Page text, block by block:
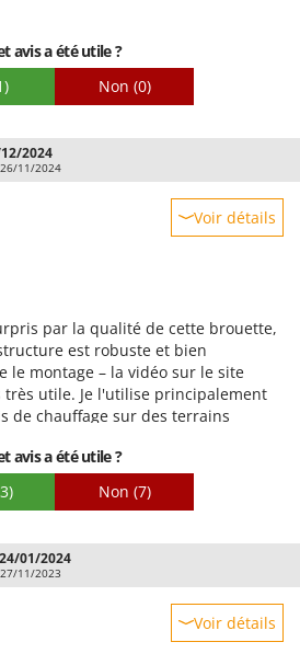
avis a été utile ?
Non (0)
2024
26/11/2024
Voir détails
par la qualité de cette brouette,
est robuste et bien
le montage – la vidéo sur le site
utile. Je l'utilise principalement
de chauffage sur des terrains
la brouette est la seule
moteur. La roue en forme de griffe
même avec quelques centimètres
l'arrière de la brouette
sa hauteur de plus de 1,80 m). Les
; la marche arrière est très
frein moteur, efficace en descente.
une brouette à batterie
avis a été utile ?
Non (7)
24/01/2024
27/11/2023
Voir détails